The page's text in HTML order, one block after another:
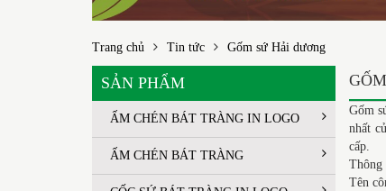
Trang chủ Tin tức Gốm sứ Hải dương
SẢN PHẨM
ẤM CHÉN BÁT TRÀNG IN LOGO
ẤM CHÉN BÁT TRÀNG
Gốm
nhất
cấp.
Thông
Tên